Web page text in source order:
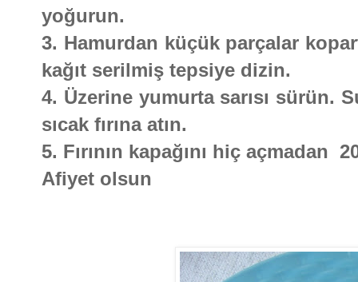
yoğurun.
3. Hamurdan küçük parçalar
kağıt serilmiş tepsiye dizin.
4. Üzerine yumurta sarısı sürün.
sıcak fırına atın.
5. Fırının kapağını hiç açmadan
Afiyet olsun